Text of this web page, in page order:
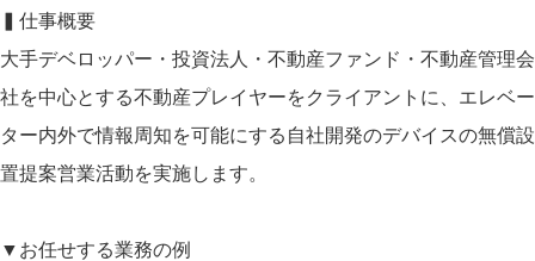
▍仕事概要
大手デベロッパー・投資法人・不動産ファンド・不動産管理会
社を中心とする不動産プレイヤーをクライアントに、エレベー
ター内外で情報周知を可能にする自社開発のデバイスの無償設
置提案営業活動を実施します。
▼お任せする業務の例